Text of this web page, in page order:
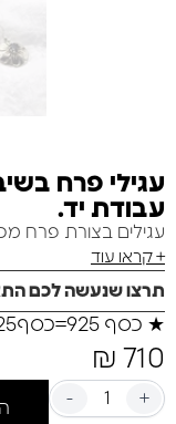
עבודת יד.
עגילים בצורת פרח מכסף 925 עם שיבוץ זירקון שחור –
+ קראו עוד
תרצו שנעשה לכם
★ כסף 925 =כסף925
₪ 710
- +